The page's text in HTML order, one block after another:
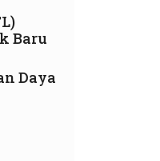
Baru
Daya